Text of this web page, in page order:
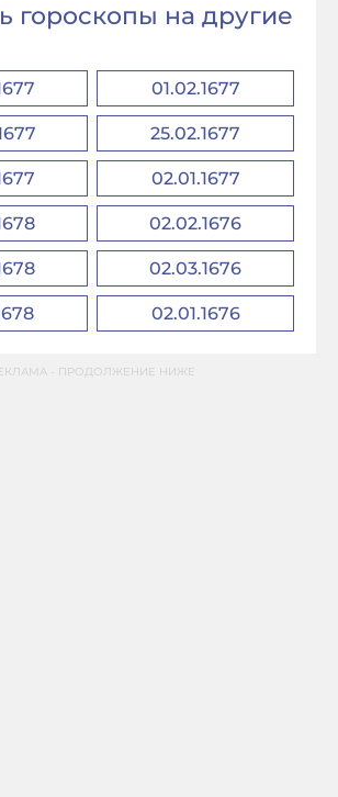
гороскопы на другие
01.02.1677
25.02.1677
02.01.1677
02.02.1676
02.03.1676
02.01.1676
- ПРОДОЛЖЕНИЕ НИЖЕ